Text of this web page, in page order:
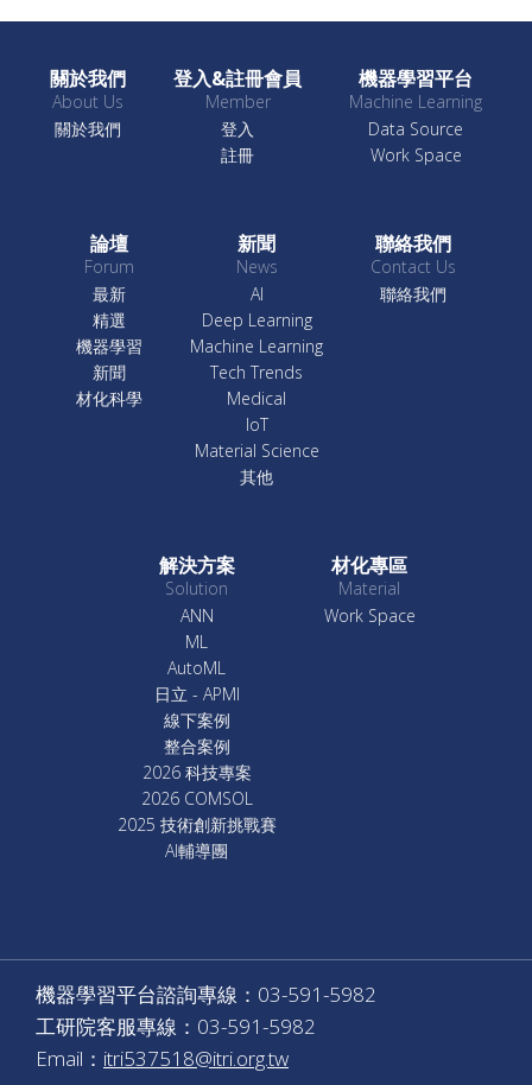
關於我們
About Us
關於我們
登入&註冊會員
Member
登入
註冊
機器學習平台
Machine Learning
Data Source
Work Space
論壇
Forum
最新
精選
機器學習
新聞
材化科學
新聞
News
AI
Deep Learning
Machine Learning
Tech Trends
Medical
IoT
Material Science
其他
聯絡我們
Contact Us
聯絡我們
解決方案
Solution
ANN
ML
AutoML
日立 - APMI
線下案例
整合案例
2026 科技專案
2026 COMSOL
2025 技術創新挑戰賽
AI輔導團
材化專區
Material
Work Space
機器學習平台諮詢專線：03-591-5982
工研院客服專線：03-591-5982
Email： itri537518@itri.org.tw